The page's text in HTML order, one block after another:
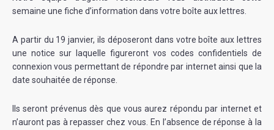
semaine une fiche d’information dans votre boîte aux lettres.
A partir du 19 janvier, ils déposeront dans votre boîte aux lettres
une notice sur laquelle figureront vos codes confidentiels de
connexion vous permettant de répondre par internet ainsi que la
date souhaitée de réponse.
Ils seront prévenus dès que vous aurez répondu par internet et
n’auront pas à repasser chez vous. En l’absence de réponse à la